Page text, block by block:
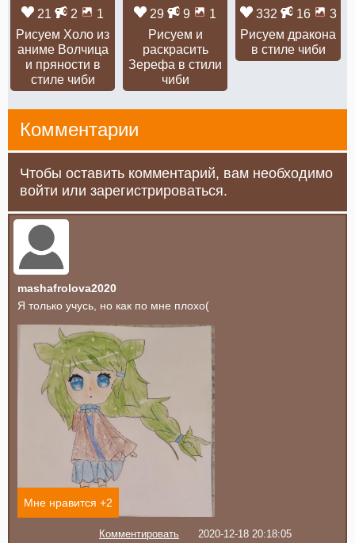
21 2
1
Рисуем Холо из
аниме Волчица
и пряности в
стиле чиби
29 9
1
Рисуем и
раскрасить
Зерефа в стили
чиби
332 16
3
Рисуем дракона
в стиле чиби
Комментарии
Чтобы оставить комментарий, вам необходимо
войти или зарегистрироваться.
mashafrolova2020
Я только учусь, но как по мне плохо(
Мне нравится +2
Комментировать 2020-12-18 20:18:05